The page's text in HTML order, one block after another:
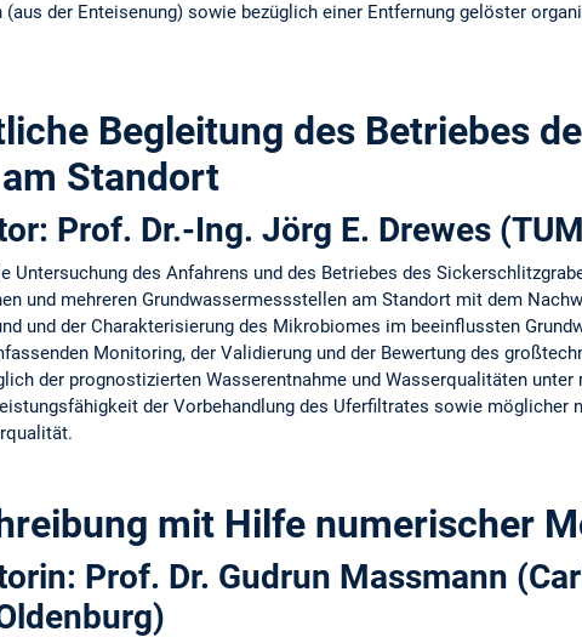
der Enteisenung) sowie bezüglich einer Entfernung gelöster
Begleitung des Betriebes
Standort
Prof. Dr.-Ing. Jörg E. Drewes
Untersuchung des Anfahrens und des Betriebes des
und mehreren Grundwassermessstellen am Standort mit dem
und der Charakterisierung des Mikrobiomes im beeinflussten
Monitoring, der Validierung und der Bewertung des
der prognostizierten Wasserentnahme und Wasserqualitäten unter
der Vorbehandlung des Uferfiltrates sowie möglicher
mit Hilfe numerischer
Prof. Dr. Gudrun Massmann